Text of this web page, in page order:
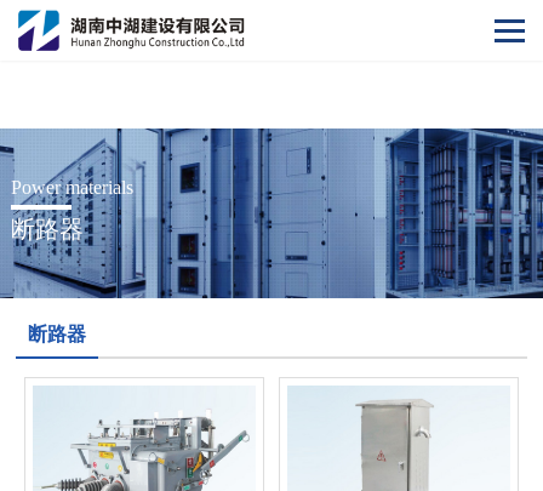
爱游戏ayx登录入口
Power materials
断路器
断路器